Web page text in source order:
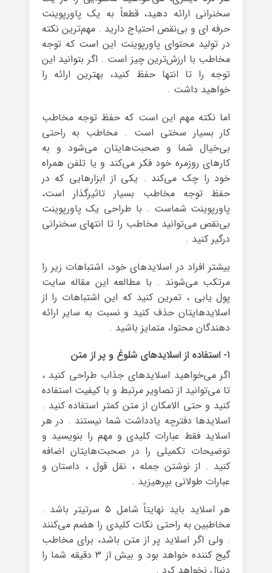
سخنرانی ارائه دهید، قطعاً به یک پاورپوینت
حرفه‌ ای و بی‌نقص احتیاج دارید . مهم‌ترین نکته
در تولید محتوای پاورپوینت این است که توجه
مخاطب با ارزش‌ترین چیز است . اگر بتوانید این
توجه را تا انتها حفظ کنید، بهترین ارائه را
خواهید داشت .
اما نکته مهم این است که حفظ توجه مخاطب
کار بسیار سختی است . مخاطب به راحتی
بی‌خیال شما و صحبت‌هایتان می‌شود و به
کارهای روزمره خود فکر می‌کند و یا تلفن همراه
خود را چک می‌کند . یکی از ابزارهایی که در
حفظ توجه مخاطب بسیار تاثیرگذار است،
پاورپوینت شماست . با طراحی یک پاورپوینت
بی‌نقص می‌توانید مخاطب را تا انتهای سخنرانی
درگیر کنید .
بیشتر افراد در اسلایدهای خود، اشتباهات زیر را
مرتکب می‌شوند . با مطالعه این مقاله سایت
پول یابی ، تمرین کنید که این اشتباهات را از
اسلایدهایتان حذف کنید و نسبت به سایر ارائه
دهندگان محتوا، متمایز باشید .
۱- استفاده از اسلایدهای شلوغ و پر از متن
اگر می‌خواهید اسلایدهای جذاب طراحی کنید ،
تا می‌توانید از تصاویر مرتبط و با کیفیت استفاده
کنید و حتی الامکان از متن کمتر استفاده کنید .
اسلایدها دفترچه یادداشت شما نیستند . در هر
اسلاید فقط عبارات کلیدی و مهم را بنویسید و
توضیحات تکمیلی را در صحبت‌هایتان اضافه
کنید . از نوشتن جمله ، نقل قول ، داستان و
عبارات طولانی بپرهیزید .
هر اسلاید باید نهایتاً شامل ۵ سرتیتر باشد .
مخاطبین به راحتی نکات کلیدی را هضم می‌کنند
. ولی اگر اسلاید پر از متن باشد، برای مخاطب
گیج کننده خواهد بود و بیش از ۳ دقیقه شما را